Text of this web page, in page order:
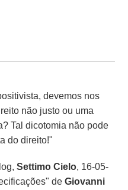
devemos nos
não justo ou uma
Tal dicotomia não pode
do direito!"
Settimo Cielo, 16-05-
deGiovanni